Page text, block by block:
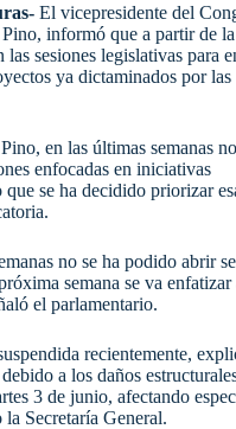
El vicepresidente del
informó que a partir de
las sesiones legislativas para
ya dictaminados por las
en las últimas semanas
enfocadas en iniciativas
se ha decidido priorizar
no se ha podido abrir
semana se va enfatizar
el parlamentario.
recientemente,
a los daños
3 de junio, afectando
Secretaría General.